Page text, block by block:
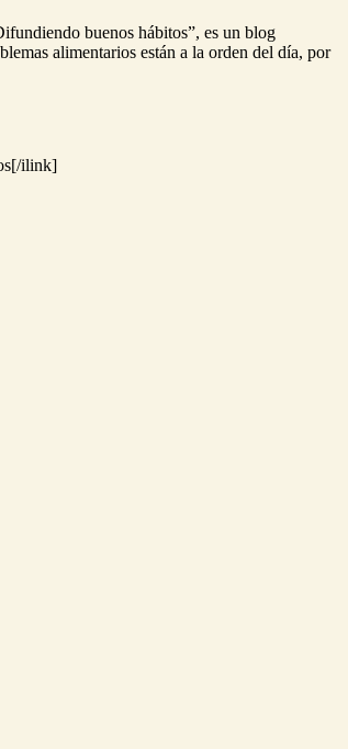
buenos hábitos”, es un blog
alimentarios están a la orden del día, por
ilink]